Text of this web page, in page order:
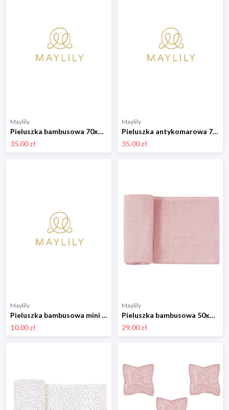
Maylily
Pieluszka bambusowa 70x70 - Rozkwitajki - OUTLET
35.00 zł
Maylily
Pieluszka antykomarowa 70x70 - Srebrne piórka - OUTLET
35.00 zł
Maylily
Pieluszka bambusowa mini 25x25 - Kamyczki beż - OUTLET
10.00 zł
Maylily
Pieluszka bambusowa 50x50 - Kamyczki róż - OUTLET
29.00 zł